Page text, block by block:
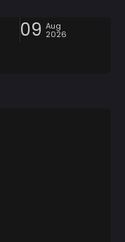
09 Aug
2026